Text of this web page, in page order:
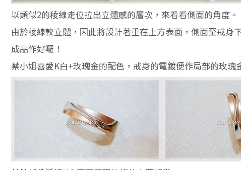
以類似2的稜線走位拉出立體感的層次，來看看側面的角度。
由於稜線較立體，因此將設計著重在上方表面，側面至戒身
成品作好囉！
蔡小姐喜愛K白+玫瑰金的配色，戒身的電鍍便作局部的玫瑰